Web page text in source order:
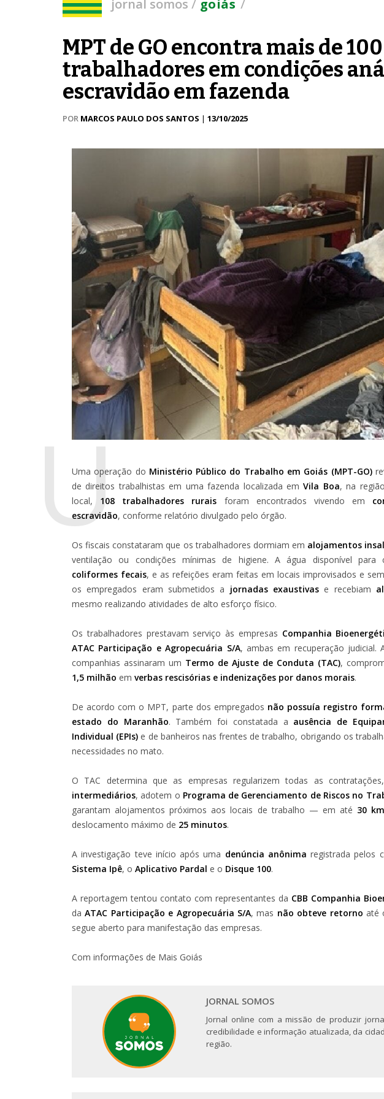
jornal somos goiás
MPT de GO encontra mais de 100
trabalhadores em condições
escravidão em fazenda
POR MARCOS PAULO DOS SANTOS | 13/10/2025
U
Uma operação do Ministério Público do Trabalho em Goiás (MPT-GO)
de direitos trabalhistas em uma fazenda localizada emVila Boa, na
local, 108 trabalhadores rurais foram encontrados vivendo em
escravidão, conforme relatório divulgado pelo órgão.
Os fiscais constataram que os trabalhadores dormiam em alojamentos
ventilação ou condições mínimas de higiene. A água disponível para
coliformes fecais, e as refeições eram feitas em locais improvisados e
os empregados eram submetidos a jornadas exaustivas e recebiam
mesmo realizando atividades de alto esforço físico.
Os trabalhadores prestavam serviço às empresas Companhia
ATAC Participação e Agropecuária S/A, ambas em recuperação judicial.
companhias assinaram um Termo de Ajuste de Conduta (TAC),
1,5 milhão em verbas rescisórias e indenizações por danos morais.
De acordo com o MPT, parte dos empregados não possuía registro
estado do Maranhão. Também foi constatada a ausência de
Individual (EPIs) e de banheiros nas frentes de trabalho, obrigando os
necessidades no mato.
O TAC determina que as empresas regularizem todas as contratações,
intermediários, adotem o Programa de Gerenciamento de Riscos no
garantam alojamentos próximos aos locais de trabalho — em até 30
deslocamento máximo de 25 minutos.
A investigação teve início após uma denúncia anônima registrada pelos
Sistema Ipê, o Aplicativo Pardal e o Disque 100.
A reportagem tentou contato com representantes da CBB Companhia
daATAC Participação e Agropecuária S/A, mas não obteve retorno até
segue aberto para manifestação das empresas.
Com informações de Mais Goiás
JORNAL SOMOS
Jornal online com a missão de produzir
credibilidade e informação atualizada, da
região.